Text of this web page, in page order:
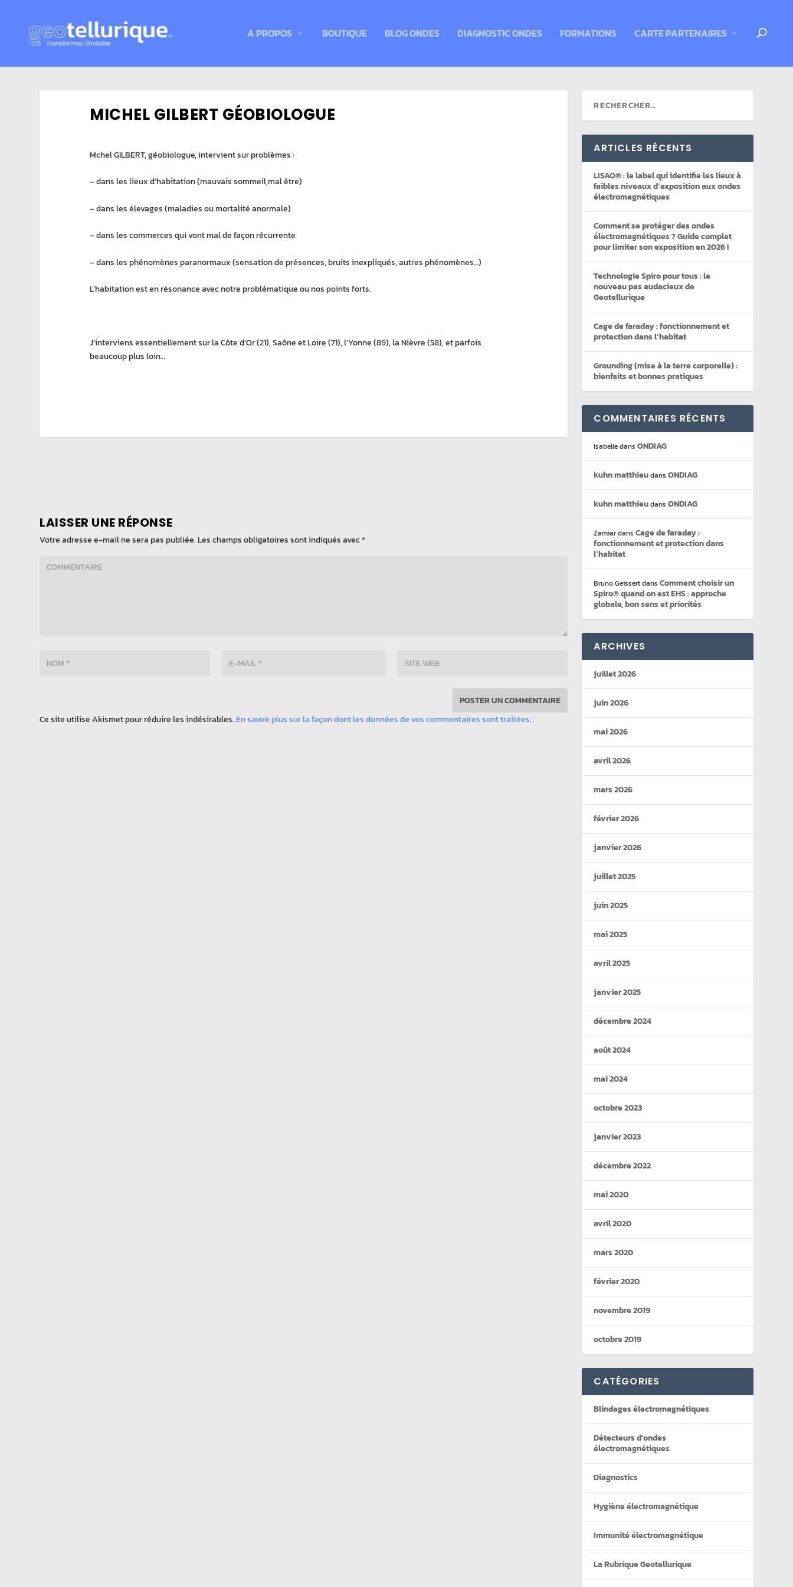
A PROPOS BOUTIQUE BLOG ONDES DIAGNOSTIC ONDES FORMATIONS CARTE PARTENAIRES
MICHEL GILBERT GÉOBIOLOGUE
Mchel GILBERT, géobiologue, intervient sur problèmes :
– dans les lieux d’habitation (mauvais sommeil,mal être)
– dans les élevages (maladies ou mortalité anormale)
– dans les commerces qui vont mal de façon récurrente
– dans les phénomènes paranormaux (sensation de présences, bruits inexpliqués, autres phénomènes…)
L’habitation est en résonance avec notre problématique ou nos points forts.
J’interviens essentiellement sur la Côte d’Or (21), Saône et Loire (71), l’Yonne (89), la Nièvre (58), et parfois
beaucoup plus loin…
LAISSER UNE RÉPONSE
Votre adresse e-mail ne sera pas publiée. Les champs obligatoires sont indiqués avec*
Ce site utilise Akismet pour réduire les indésirables. En savoir plus sur la façon dont les données de vos commentaires sont traitées.
ARTICLES RÉCENTS
LISAO® : le label qui identifie les lieux à
faibles niveaux d’exposition aux ondes
électromagnétiques
Comment se protéger des ondes
électromagnétiques ? Guide complet
pour limiter son exposition en 2026 !
Technologie Spiro pour tous : le
nouveau pas audacieux de
Geotellurique
Cage de faraday : fonctionnement et
protection dans l’habitat
Grounding (mise à la terre corporelle) :
bienfaits et bonnes pratiques
COMMENTAIRES RÉCENTS
IsabelledansONDIAG
kuhn matthieudansONDIAG
kuhn matthieudansONDIAG
ZamiardansCage de faraday :
fonctionnement et protection dans
l’habitat
Bruno GeissertdansComment choisir un
Spiro® quand on est EHS : approche
globale, bon sens et priorités
ARCHIVES
juillet 2026
juin 2026
mai 2026
avril 2026
mars 2026
février 2026
janvier 2026
juillet 2025
juin 2025
mai 2025
avril 2025
janvier 2025
décembre 2024
août 2024
mai 2024
octobre 2023
janvier 2023
décembre 2022
mai 2020
avril 2020
mars 2020
février 2020
novembre 2019
octobre 2019
CATÉGORIES
Blindages électromagnétiques
Détecteurs d'ondes
électromagnétiques
Diagnostics
Hygiène électromagnétique
Immunité électromagnétique
La Rubrique Geotellurique